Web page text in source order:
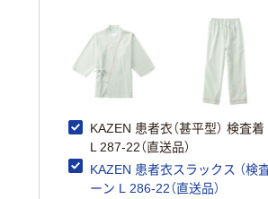
KAZEN 患者衣（甚平型） 検査
L 287-22（直送品）
KAZEN 患者衣スラックス （検
ーン L 286-22（直送品）